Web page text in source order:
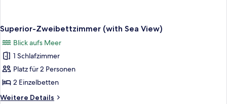
Superior-Zweibettzimmer (with Sea View)
Blick aufs Meer
1 Schlafzimmer
Platz für 2 Personen
2 Einzelbetten
Weitere Details
Weitere